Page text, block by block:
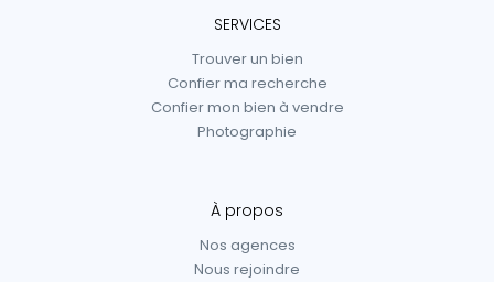
SERVICES
Trouver un bien
Confier ma recherche
Confier mon bien à vendre
Photographie
À propos
Nos agences
Nous rejoindre